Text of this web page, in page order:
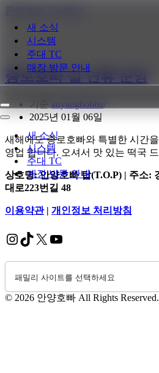
새 소식
시스템
주대 TC
매장 방문 안내
내
비
이
션
뉴
내
게
이
메
뉴
새 소식
시스템
주대 TC
매장 방문 안내
종로호빠 설 연휴 운영
기준 anyanghobba
2025년 01월 06일
새해에도 종로호빠와 특별한 시간
영업 합니다. 오셔서 맛 있는 떡국
상호명: 안양호빠 탑(T.O.P) | 주소:
대로223번길 48
이용약관| 개인정보 처리방침
Instagram
TikTok
X YouTube
© 2026 안양호빠 All Rights Reserved.